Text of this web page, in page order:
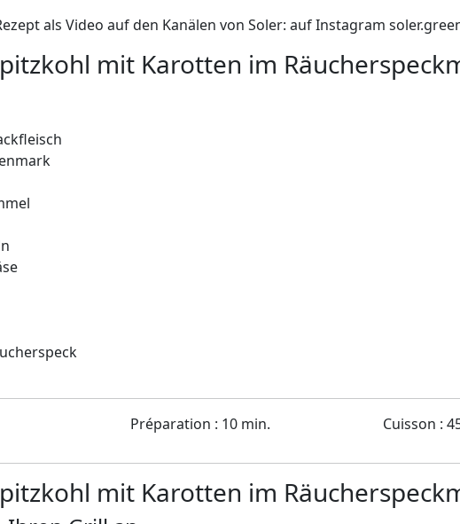
als Video auf den Kanälen von Soler: auf Instagram
mit Karotten im
Préparation : 10 min. Cuisson :
mit Karotten im